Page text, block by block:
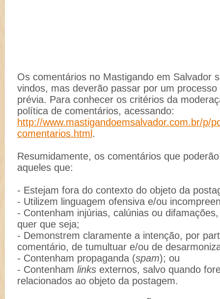
Os comentários no Mastigando em Salvador
vindos, mas deverão passar por um
prévia. Para conhecer os critérios da
política de comentários, acessando:
http://www.mastigandoemsalvador.com.br/p/
comentarios.html .
Resumidamente, os comentários que
aqueles que:
- Estejam fora do contexto do objeto da
- Utilizem linguagem ofensiva e/ou
- Contenham injúrias, calúnias ou
quer que seja;
- Demonstrem claramente a intenção, por
comentário, de tumultuar e/ou de
- Contenham propaganda (spam); ou
- Contenham links externos, salvo quando
relacionados ao objeto da postagem.